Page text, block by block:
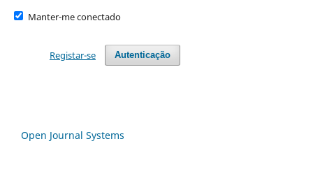
Manter-me conectado
Autenticação
Registar-se
Open Journal Systems